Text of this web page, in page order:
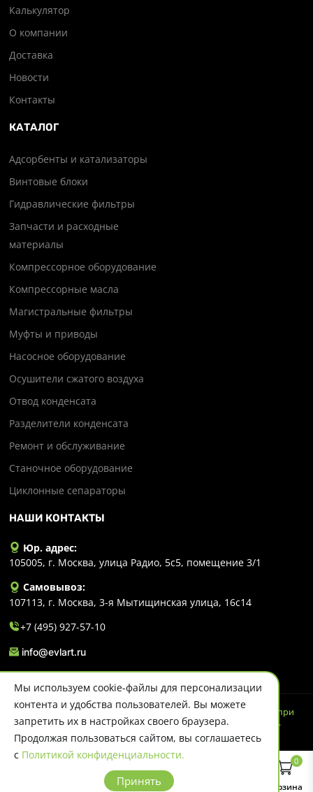
Каталог Корзина
0
Калькулятор
О компании
Доставка
Новости
Контакты
КАТАЛОГ
Адсорбенты и катализаторы
Винтовые блоки
Гидравлические фильтры
Запчасти и расходные
материалы
Компрессорное оборудование
Компрессорные масла
Магистральные фильтры
Муфты и приводы
Насосное оборудование
Осушители сжатого воздуха
Отвод конденсата
Разделители конденсата
Ремонт и обслуживание
Станочное оборудование
Циклонные сепараторы
НАШИ КОНТАКТЫ
Юр. адрес:
105005, г. Москва, улица Радио, 5с5, помещение 3/1
Самовывоз:
107113, г. Москва, 3-я Мытищинская улица, 16с14
+7 (495) 927-57-10
info@evlart.ru
© 2026 Evlart. Сайт несет информационный характер и ни при
каких обстоятельствах не является публичной офертой.
Политика конфиденциальности
Мы используем cookie-файлы для персонализации
контента и удобства пользователей. Вы можете
запретить их в настройках своего браузера.
Продолжая пользоваться сайтом, вы соглашаетесь
с Политикой конфиденциальности.
Принять